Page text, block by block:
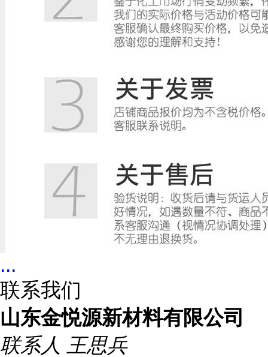
...
联系我们
山东金悦源新材料有限公司
联系人 王思兵